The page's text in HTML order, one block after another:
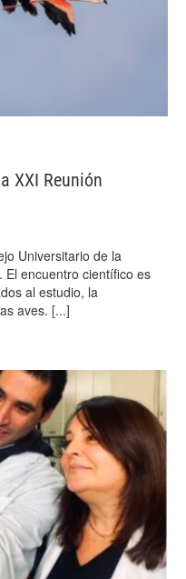
XXI Reunión
Universitario de la
El encuentro científico es
al estudio, la
aves. [...]